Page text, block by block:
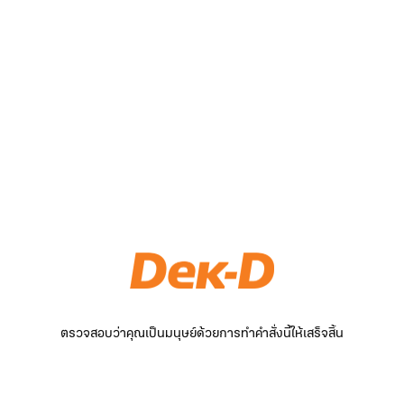
ตรวจสอบว่าคุณเป็นมนุษย์ด้วยการทำคำสั่งนี้ให้เสร็จสิ้น